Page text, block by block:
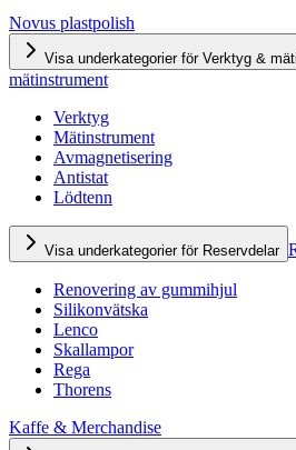
Novus plastpolish
Visa underkategorier för Verktyg &
mätinstrument
Verktyg
Mätinstrument
Avmagnetisering
Antistat
Lödtenn
Visa underkategorier för Reservdelar
Renovering av gummihjul
Silikonvätska
Lenco
Skallampor
Rega
Thorens
Kaffe & Merchandise